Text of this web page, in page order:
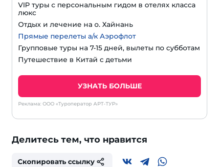
VIP туры с персональным гидом в отелях класса
люкс
Отдых и лечение на о. Хайнань
Прямые перелеты а/к Аэрофлот
Групповые туры на 7-15 дней, вылеты по субботам
Путешествие в Китай с детьми
УЗНАТЬ БОЛЬШЕ
Реклама: ООО «Туроператор АРТ-ТУР»
Делитесь тем, что нравится
Скопировать ссылку